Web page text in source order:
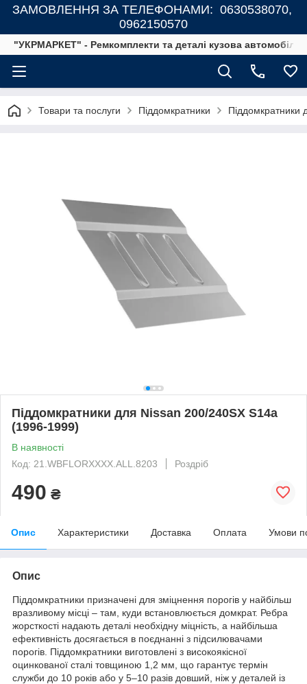
ЗАМОВЛЕННЯ ЗА ТЕЛЕФОНАМИ: 0630538070,
0962150570
"УКРМАРКЕТ" - Ремкомплекти та деталі кузова автомобілів
Товари та послуги Піддомкратники Піддомкратники
Піддомкратники для Nissan 200/240SX S14a
(1996-1999)
В наявності
Код: 21.WBFLORXXXX.ALL.8203
Роздріб
490 ₴
Опис Характеристики Доставка Оплата Умови
Опис
Піддомкратники призначені для зміцнення порогів у найбільш
вразливому місці – там, куди встановлюється домкрат. Ребра
жорсткості надають деталі необхідну міцність, а найбільша
ефективність досягається в поєднанні з підсилювачами
порогів. Піддомкратники виготовлені з високоякісної
оцинкованої сталі товщиною 1,2 мм, що гарантує термін
служби до 10 років або у 5–10 разів довший, ніж у деталей із